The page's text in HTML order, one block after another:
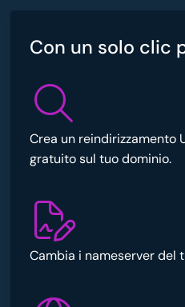
Con un solo clic
Crea un reindirizzamento
gratuito sul tuo dominio.
Cambia i nameserver del